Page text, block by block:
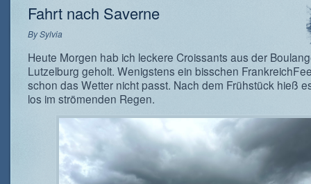
Fahrt nach Saverne
BySylvia
Heute Morgen hab ich leckere Croissants aus der
Lutzelburg geholt. Wenigstens ein bisschen
schon das Wetter nicht passt. Nach dem Frühstück hieß
los im strömenden Regen.